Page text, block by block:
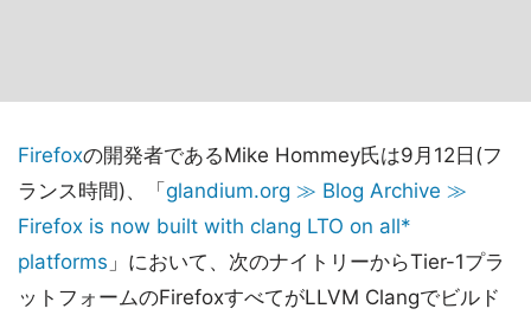
Firefoxの開発者であるMike Hommey氏は9月12日(フ
ランス時間)、「 glandium.org ≫ Blog Archive ≫
Firefox is now built with clang LTO on all*
platforms 」において、次のナイトリーからTier-1プラ
ットフォームのFirefoxすべてがLLVM Clangでビルド